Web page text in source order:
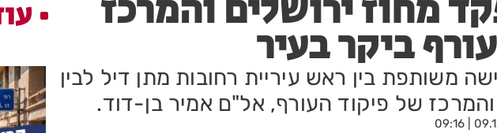
ביקר בעיר
משותפת בין ראש עיריית רחובות מתן דיל לבין
של פיקוד העורף, אל"ם אמיר בן-דוד.